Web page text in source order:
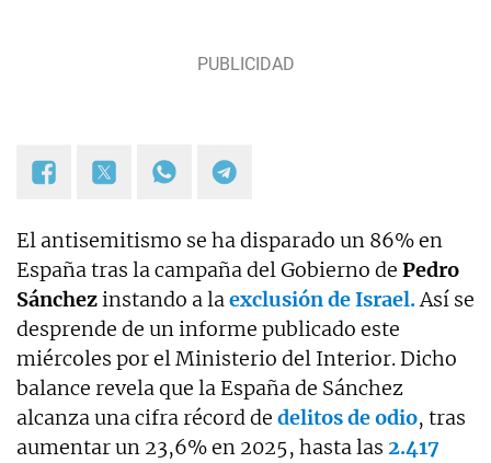
El antisemitismo se ha disparado un 86% en
España tras la campaña del Gobierno de Pedro
Sánchezinstando a laexclusión de Israel.Así se
desprende de un informe publicado este
miércoles por el Ministerio del Interior. Dicho
balance revela que la España de Sánchez
alcanza una cifra récord de delitos de odio, tras
aumentar un 23,6% en 2025, hasta las 2.417